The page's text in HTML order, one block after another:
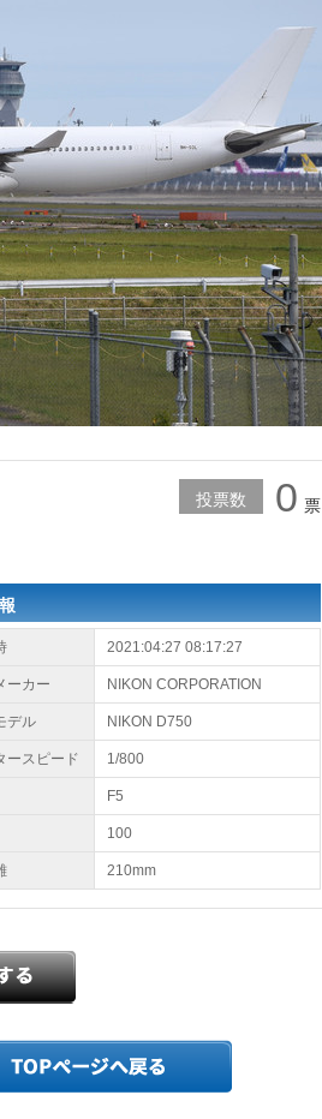
投票数 0 票
2021:04:27 08:17:27
ーカー NIKON CORPORATION
デル NIKON D750
ースピード 1/800
F5
100
210mm